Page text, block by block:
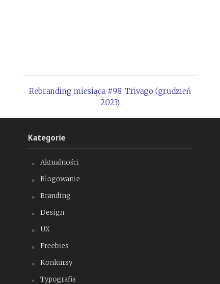
Rebranding miesiąca #98: Trivago (grudzień
2023)
Kategorie
Aktualności
Blogowanie
Branding
Design
UX
Freebies
Konkursy
Typografia